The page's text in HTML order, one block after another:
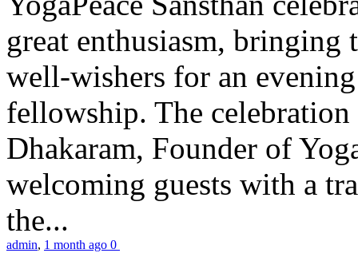
great enthusiasm, bringing
well-wishers for an
fellowship. The
Dhakaram, Founder of
welcoming guests with a
the...
admin, 1 month ago 0